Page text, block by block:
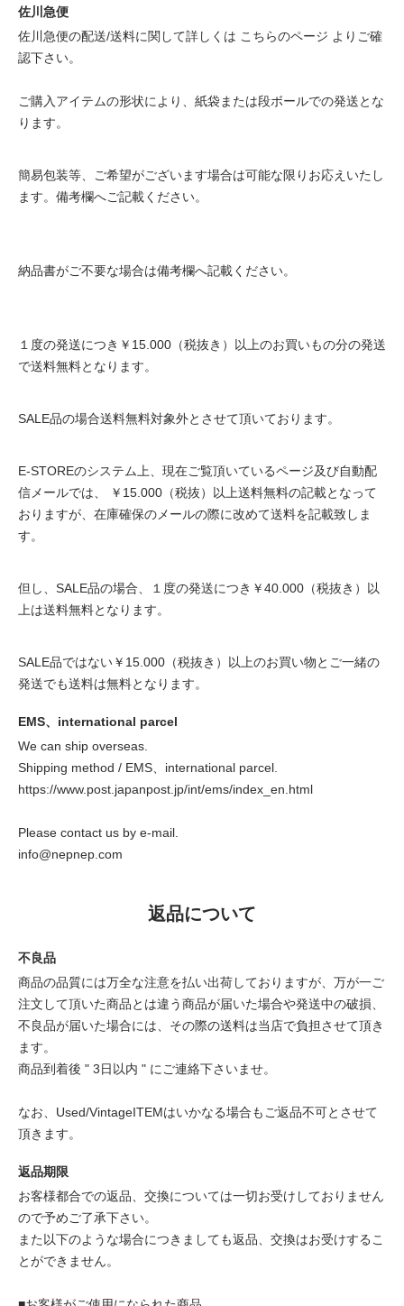
佐川急便
佐川急便の配送/送料に関して詳しくは こちらのページ よりご確
認下さい。
ご購入アイテムの形状により、紙袋または段ボールでの発送とな
ります。
簡易包装等、ご希望がございます場合は可能な限りお応えいたし
ます。備考欄へご記載ください。
納品書がご不要な場合は備考欄へ記載ください。
１度の発送につき￥15.000（税抜き）以上のお買いもの分の発送
で送料無料となります。
SALE品の場合送料無料対象外とさせて頂いております。
E-STOREのシステム上、現在ご覧頂いているページ及び自動配
信メールでは、 ￥15.000（税抜）以上送料無料の記載となって
おりますが、在庫確保のメールの際に改めて送料を記載致しま
す。
但し、SALE品の場合、１度の発送につき￥40.000（税抜き）以
上は送料無料となります。
SALE品ではない￥15.000（税抜き）以上のお買い物とご一緒の
発送でも送料は無料となります。
EMS、international parcel
We can ship overseas.
Shipping method / EMS、international parcel.
https://www.post.japanpost.jp/int/ems/index_en.html
Please contact us by e-mail.
info@nepnep.com
返品について
不良品
商品の品質には万全な注意を払い出荷しておりますが、万が一ご
注文して頂いた商品とは違う商品が届いた場合や発送中の破損、
不良品が届いた場合には、その際の送料は当店で負担させて頂き
ます。
商品到着後 " 3日以内 " にご連絡下さいませ。
なお、Used/VintageITEMはいかなる場合もご返品不可とさせて
頂きます。
返品期限
お客様都合での返品、交換については一切お受けしておりません
ので予めご了承下さい。
また以下のような場合につきましても返品、交換はお受けするこ
とができません。